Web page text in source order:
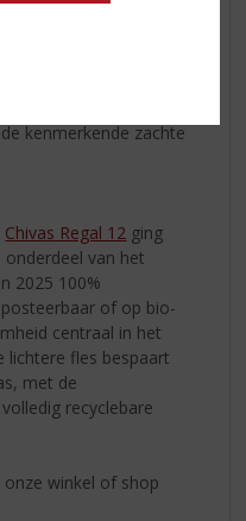
ligt de
kenmerkende zachte
Chivas Regal 12 ging
van het
2025 100%
of op bio-
centraal in het
lichtere fles bespaart
met de
recyclebare
winkel of shop